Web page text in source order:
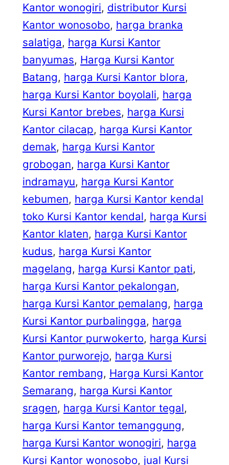
Kantor wonogiri, distributor Kursi
Kantor wonosobo, harga branka
salatiga, harga Kursi Kantor
banyumas, Harga Kursi Kantor
Batang, harga Kursi Kantor blora
harga Kursi Kantor boyolali, harga
Kursi Kantor brebes, harga Kursi
Kantor cilacap, harga Kursi Kantor
demak, harga Kursi Kantor
grobogan, harga Kursi Kantor
indramayu, harga Kursi Kantor
kebumen, harga Kursi Kantor kendal
toko Kursi Kantor kendal, harga Kursi
Kantor klaten, harga Kursi Kantor
kudus, harga Kursi Kantor
magelang, harga Kursi Kantor pati
harga Kursi Kantor pekalongan
harga Kursi Kantor pemalang, harga
Kursi Kantor purbalingga, harga
Kursi Kantor purwokerto, harga Kursi
Kantor purworejo, harga Kursi
Kantor rembang, Harga Kursi Kantor
Semarang, harga Kursi Kantor
sragen, harga Kursi Kantor tegal
harga Kursi Kantor temanggung
harga Kursi Kantor wonogiri, harga
Kursi Kantor wonosobo, jual Kursi